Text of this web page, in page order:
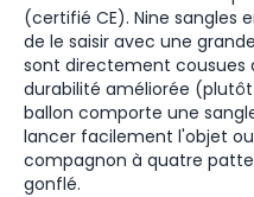
(certifié CE). Nine sangles
de le saisir avec une
sont directement cousues
durabilité améliorée
ballon comporte une
lancer facilement l'objet
compagnon à quatre
gonflé.